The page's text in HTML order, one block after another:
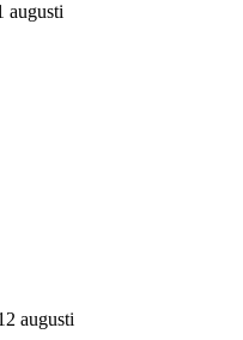
augusti
augusti